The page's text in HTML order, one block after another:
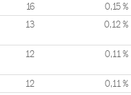
16 0,15 %
13 0,12 %
12 0,11 %
12 0,11 %